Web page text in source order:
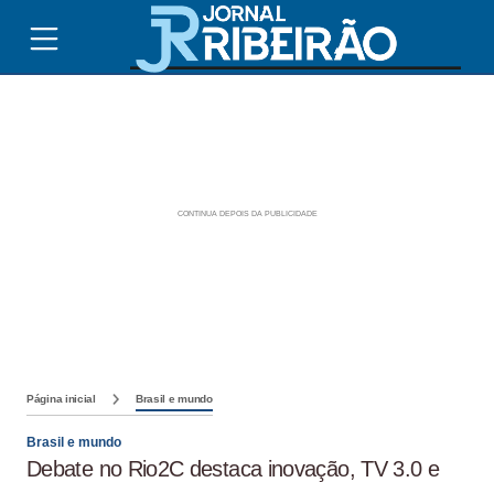
Página inicial Brasil e mundo
Brasil e mundo
Debate no Rio2C destaca inovação, TV 3.0 e